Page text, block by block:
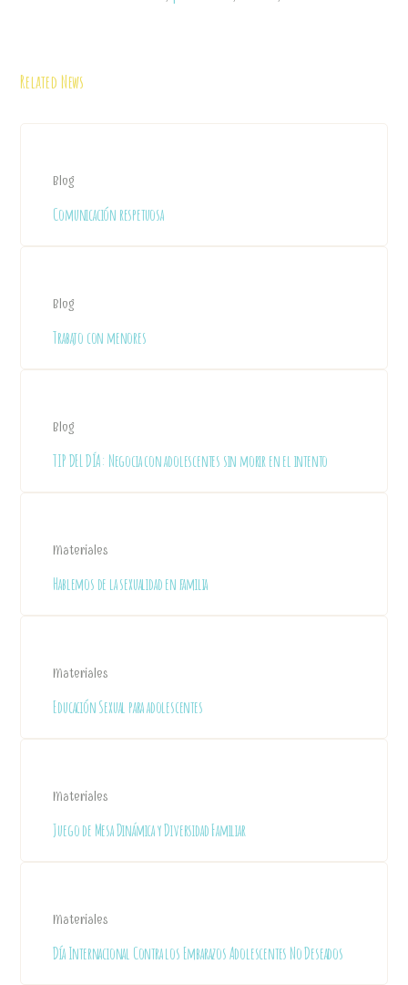
Related News
Blog
Comunicación respetuosa
Blog
Trabajo con menores
Blog
TIP DEL DÍA: Negocia con adolescentes sin morir en el intento
Materiales
Hablemos de la sexualidad en familia
Materiales
Educación Sexual para adolescentes
Materiales
Juego de Mesa Dinámica y Diversidad Familiar
Materiales
Día Internacional Contra los Embarazos Adolescentes No Deseados